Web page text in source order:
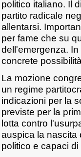
politico italiano. Il
partito radicale
allentarsi.
per fame che su
dell'emergenza.
concrete
La mozione
un regime
indicazioni per la
previste per la
lotta contro
auspica la nascita
politico e capaci